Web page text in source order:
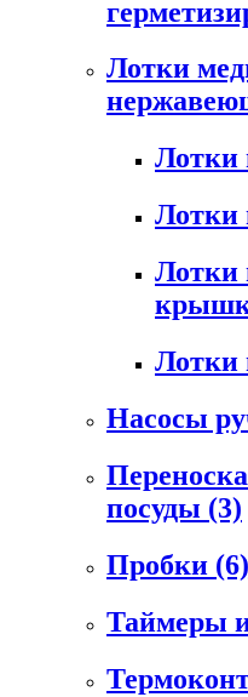
Лотки
Лотки
Лотки
Лотки
Лотки
Насосы
посуды (3)
Пробки (6)
Таймеры